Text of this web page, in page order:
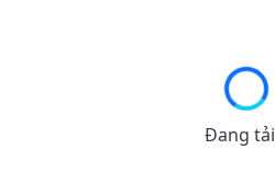
Đang